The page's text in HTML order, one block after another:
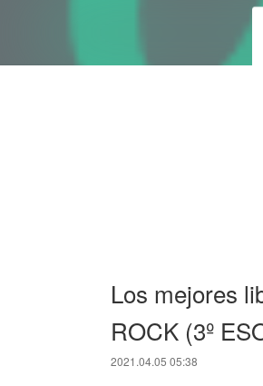
Los mejores
ROCK (3º
2021.04.05 05:38